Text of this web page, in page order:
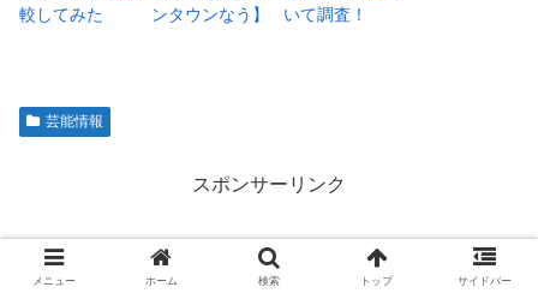
較してみた
ンタウンなう】
いて調査！
芸能情報
スポンサーリンク
メニュー ホーム 検索 トップ サイドバー